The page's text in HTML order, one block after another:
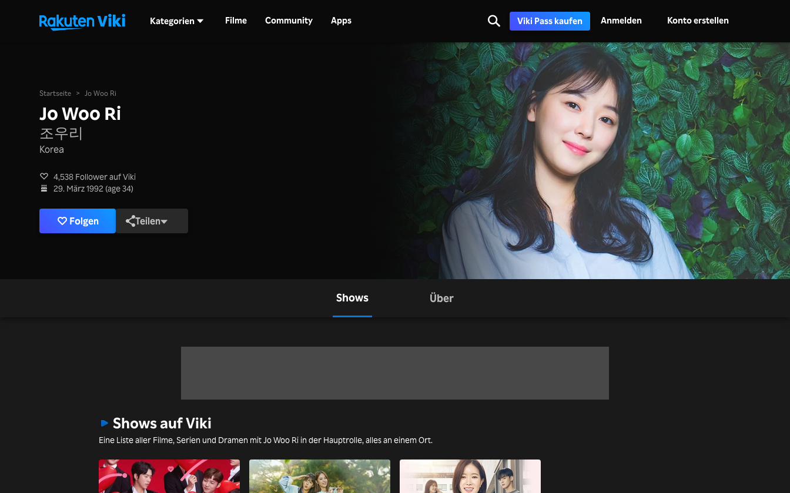
Kategorien Filme Community Apps Viki Pass kaufen Anmelden Konto erstellen
Startseite > Jo Woo Ri
Jo Woo Ri
조우리
Korea
4,538 Follower auf Viki
29. März 1992 (age 34)
Folgen Teilen
Shows Über
Shows auf Viki
Eine Liste aller Filme, Serien und Dramen mit Jo Woo Ri in der Hauptrolle, alles an einem Ort.